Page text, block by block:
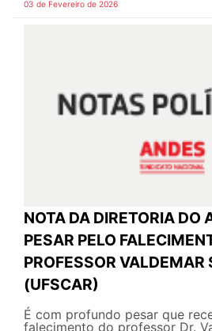
03 de Fevereiro de 2026
NOTA DA DIRETORIA DO
PESAR PELO
PROFESSOR VALDEMAR
(UFSCAR)
É com profundo pesar que
falecimento do professor Dr.